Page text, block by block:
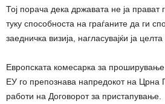
Тој порача дека државата не ја прават
туку способноста на граѓаните да ги
заедничка визија, нагласувајќи ја
Европската комесарка за
ЕУ го препознава напредокот на Црна
работи на Договорот за пристапување.